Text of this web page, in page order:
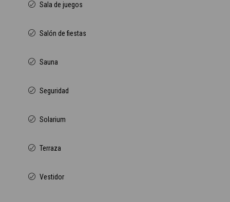
Sala de juegos
Salón de fiestas
Sauna
Seguridad
Solarium
Terraza
Vestidor